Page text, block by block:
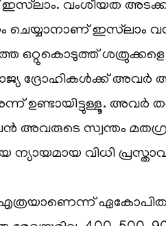
ഇസ്‌ലാം. വംശീയത
ചെയ്യാനാണ് ഇസ്‌ലാം
ഒറ്റുകൊടുത്ത്
ദ്രോഹികൾക്ക്
ഉണ്ടായിട്ടുള്ളൂ. അവർ
അവരുടെ സ്വന്തം
വിധി
എത്രയാണെന്ന്